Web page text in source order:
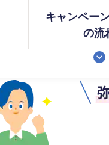
キャンペー
の流